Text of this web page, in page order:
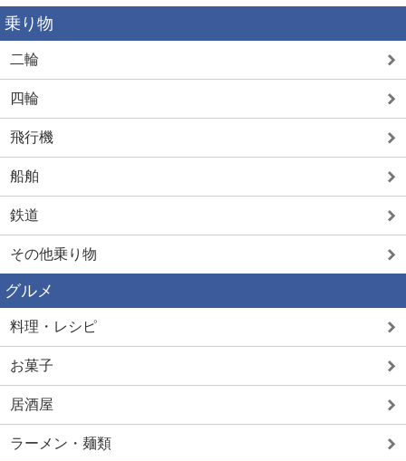
乗り物
二輪
四輪
飛行機
船舶
鉄道
その他乗り物
グルメ
料理・レシピ
お菓子
居酒屋
ラーメン・麺類